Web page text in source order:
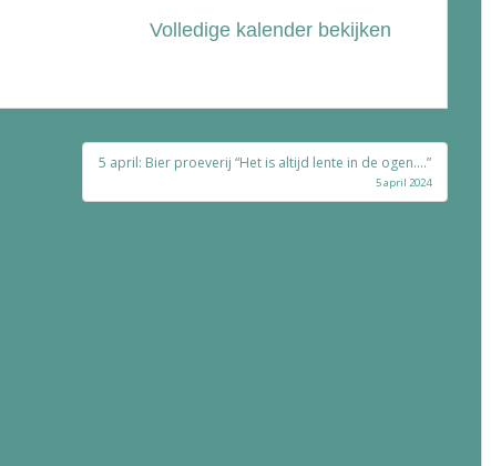
Volledige kalender bekijken
5 april: Bier proeverij “Het is altijd lente in de ogen….”
5 april 2024